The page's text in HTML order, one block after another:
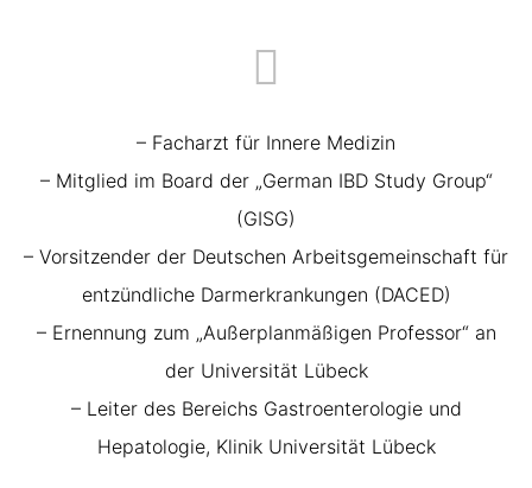
– Facharzt für Innere Medizin
– Mitglied im Board der „German IBD Study Group“
(GISG)
– Vorsitzender der Deutschen Arbeitsgemeinschaft für
entzündliche Darmerkrankungen (DACED)
– Ernennung zum „Außerplanmäßigen Professor“ an
der Universität Lübeck
– Leiter des Bereichs Gastroenterologie und
Hepatologie, Klinik Universität Lübeck